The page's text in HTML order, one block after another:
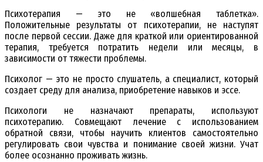
Психотерапия — это не «волшебная таблетка».
Положительные результаты от психотерапии, не наступят
после первой сессии. Даже для краткой или ориентированной
терапия, требуется потратить недели или месяцы, в
зависимости от тяжести проблемы.
Психолог — это не просто слушатель, а специалист, который
создает среду для анализа, приобретение навыков и эссе.
Психологи не назначают препараты, используют
психотерапию. Совмещают лечение с использованием
обратной связи, чтобы научить клиентов самостоятельно
регулировать свои чувства и понимание своей жизни. Учат
более осознанно проживать жизнь.